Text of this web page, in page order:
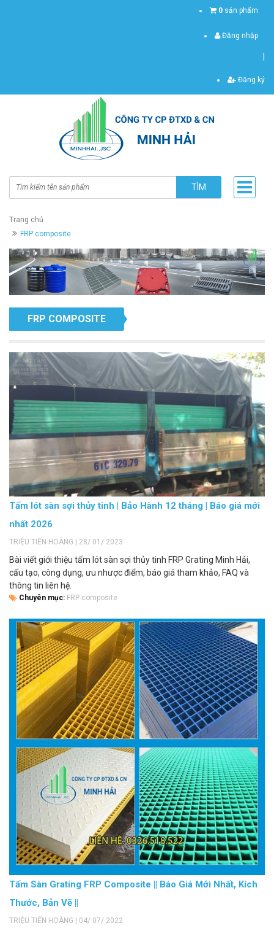
0 sản phẩm
Đăng nhập
Đăng ký
TÌM
Trang chủ
FRP composite
FRP COMPOSITE
Tấm lót sàn sợi thủy tinh | Bảo Hành 12 tháng | Báo giá mới
nhất 2026
TRIỆU TIẾN HOÀNG | 28/ 01/ 2023
Bài viết giới thiệu tấm lót sàn sợi thủy tinh FRP Grating Minh Hải,
cấu tạo, công dụng, ưu nhược điểm, báo giá tham khảo, FAQ và
thông tin liên hệ.
Chuyên mục: FRP composite
Tấm Sàn Grating FRP Composite || Báo Giá Mới Nhất, Kích
Thước, Bản Vẽ ||
TRIỆU TIẾN HOÀNG | 04/ 07/ 2022